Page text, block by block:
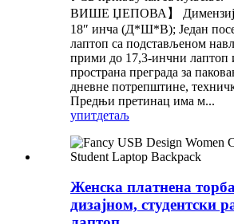
ВИШЕ ЏЕПОВА】
18″ инча (Д*Ш*В); Један
лаптоп са подстављеном
прими до 17,3-инчни лаптоп
пространа преграда за
дневне потрепштине,
Предњи претинац има м...
упитдетаљ
Женска платнена
дизајном, студентски